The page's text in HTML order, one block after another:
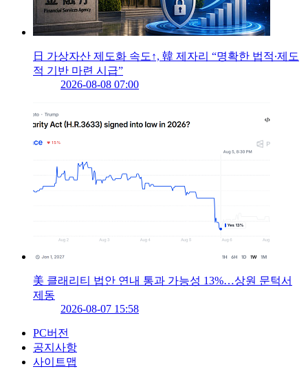
日 가상자산 제도화 속도↑, 韓 제자리 “명확한 법적∙제도
적 기반 마련 시급”
2026-08-08 07:00
美 클래리티 법안 연내 통과 가능성 13%…상원 문턱서
제동
2026-08-07 15:58
PC버전
공지사항
사이트맵